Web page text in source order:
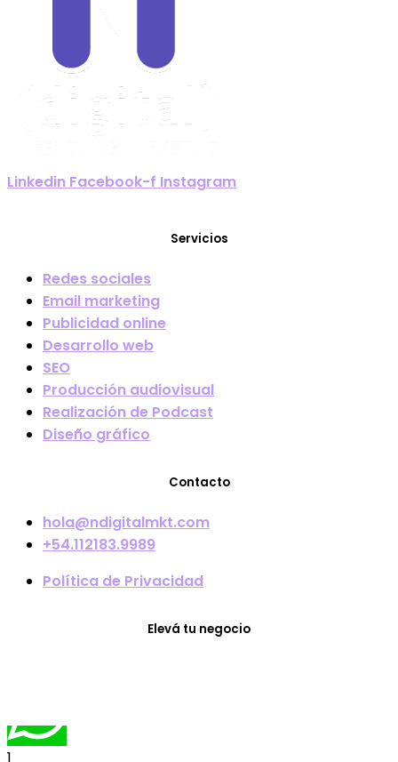
Linkedin Facebook-f Instagram
Servicios
Redes sociales
Email marketing
Publicidad online
Desarrollo web
SEO
Producción audiovisual
Realización de Podcast
Diseño gráfico
Contacto
hola@ndigitalmkt.com
+54.112183.9989
Política de Privacidad
Elevá tu negocio